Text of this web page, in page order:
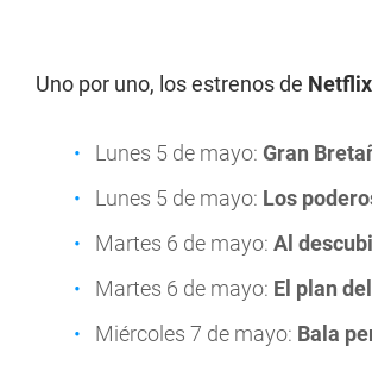
Uno por uno, los estrenos de Netflix
Lunes 5 de mayo: Gran
Lunes 5 de mayo: Los
Martes 6 de mayo: Al
Martes 6 de mayo: El plan
Miércoles 7 de mayo: Bala